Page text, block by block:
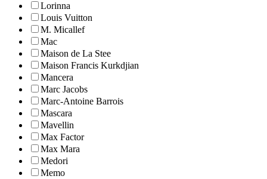
Lorinna
Louis Vuitton
M. Micallef
Mac
Maison de La Stee
Maison Francis Kurkdjian
Mancera
Marc Jacobs
Marc-Antoine Barrois
Mascara
Mavellin
Max Factor
Max Mara
Medori
Memo